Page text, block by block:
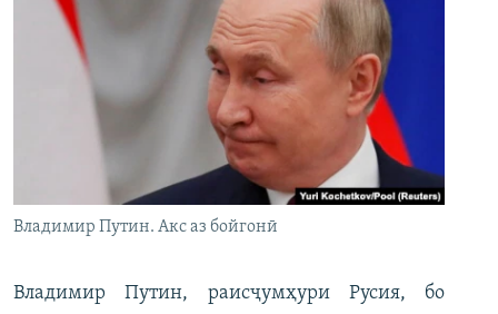
Владимир Путин. Акс аз бойгонӣ
Владимир Путин, раисҷумҳури Русия, бо